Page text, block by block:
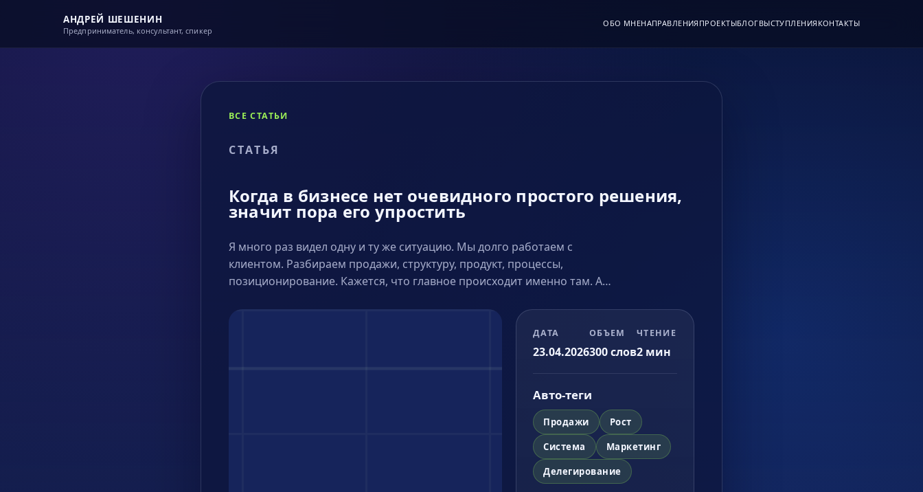
АНДРЕЙ ШЕШЕНИН
Предприниматель, консультант, спикер
ОБО МНЕНАПРАВЛЕНИЯ ПРОЕКТЫБЛОГВЫСТУПЛЕНИЯ КОНТАКТЫ
ВСЕ СТАТЬИ
СТАТЬЯ
Когда в бизнесе нет очевидного простого решения,
значит пора его упростить
Я много раз видел одну и ту же ситуацию. Мы долго работаем с
клиентом. Разбираем продажи, структуру, продукт, процессы,
позиционирование. Кажется, что главное происходит именно там. А…
ДАТА
23.04.2026
ОБЪЕМ
300слов
ЧТЕНИЕ
2мин
Авто-теги
Продажи
Рост
Система
Маркетинг
Делегирование